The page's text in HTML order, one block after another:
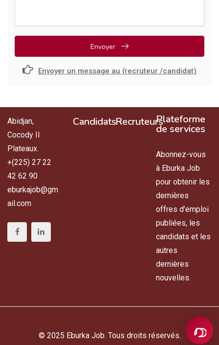
Envoyer
Envoyer un message au (recruteur /candidat)
Abidjan,
Cocody II
Plateaux.
+(225) 27 22
42 62 90
eburkajob@gm
ail.com
CandidatsRecruteursPlateforme
de services
Abonnez-vous
à Eburka Job
pour obtenir les
dernières
offres d’emploi
publiées, les
candidats et les
autres
dernières
nouvelles.
© 2025 Eburka Job. Tous droits réservés.